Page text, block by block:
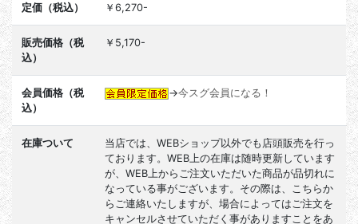
定価（税込） ￥6,270-
販売価格（税
込）
￥5,170-
会員価格（税
込）
→今スグ会員になる！
在庫ついて
当店では、WEBショップ以外でも店頭販売を行っ
ております。WEB上の在庫は随時更新しています
が、WEB上からご注文いただいた商品が品切れに
なっている事がございます。その際は、こちらか
らご連絡いたしますが、場合によってはご注文を
キャンセルさせていただく事がありますことをあ